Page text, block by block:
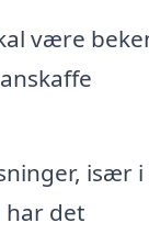
være
især i
det